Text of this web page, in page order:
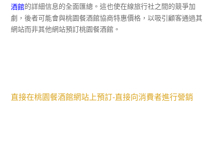
酒館的詳細信息的全面匯總。這也使在線旅行社之間的競爭加
劇，後者可能會與桃園餐酒館協商特惠價格，以吸引顧客通過其
網站而非其他網站預訂桃園餐酒館。
直接在桃園餐酒館網站上預訂-直接向消費者進行營銷